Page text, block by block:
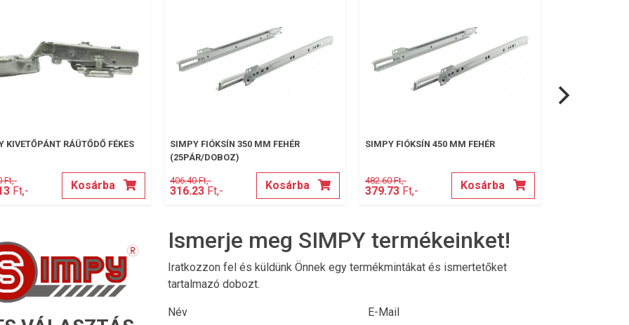
KIVETŐPÁNT RÁÜTŐDŐ FÉKES
Ft,-
Ft,- Kosárba
SIMPY FIÓKSÍN 350 MM FEHÉR
(25PÁR/DOBOZ)
406.40 Ft,-
316.23 Ft,- Kosárba
SIMPY FIÓKSÍN 450 MM FEHÉR
482.60 Ft,-
379.73 Ft,- Kosárba
Ismerje meg SIMPY termékeinket!
Iratkozzon fel és küldünk Önnek egy termékmintákat és ismertetőket
tartalmazó dobozt.
Név E-Mail